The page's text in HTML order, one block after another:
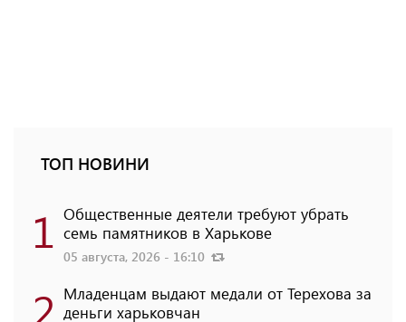
ТОП НОВИНИ
1 Общественные деятели требуют убрать
семь памятников в Харькове
05 августа, 2026 - 16:10
2 Младенцам выдают медали от Терехова за
деньги харьковчан